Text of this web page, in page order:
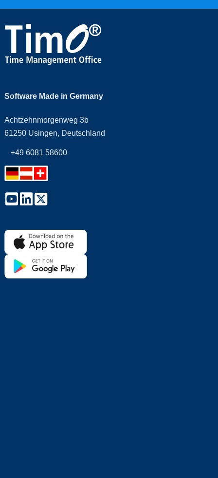
Software Made in Germany
Achtzehnmorgenweg 3b
61250 Usingen, Deutschland
+49 6081 58600